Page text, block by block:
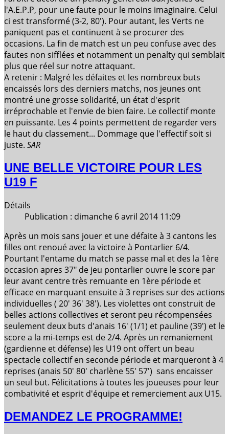
l'A.E.P.P, pour une faute pour le moins imaginaire. Celui
ci est transformé (3-2, 80'). Pour autant, les Verts ne
paniquent pas et continuent à se procurer des
occasions. La fin de match est un peu confuse avec des
fautes non sifflées et notamment un penalty qui semblait
plus que réel sur notre attaquant.
A retenir : Malgré les défaites et les nombreux buts
encaissés lors des derniers matchs, nos jeunes ont
montré une grosse solidarité, un état d'esprit
irréprochable et l'envie de bien faire. Le collectif monte
en puissante. Les 4 points permettent de regarder vers
le haut du classement... Dommage que l'effectif soit si
juste. SAR
UNE BELLE VICTOIRE POUR LES
U19 F
Détails
Publication : dimanche 6 avril 2014 11:09
Après un mois sans jouer et une défaite à 3 cantons les
filles ont renoué avec la victoire à Pontarlier 6/4.
Pourtant l'entame du match se passe mal et des la 1ère
occasion apres 37" de jeu pontarlier ouvre le score par
leur avant centre très remuante en 1ère période et
efficace en marquant ensuite à 3 reprises sur des actions
individuelles ( 20' 36' 38'). Les violettes ont construit de
belles actions collectives et seront peu récompensées
seulement deux buts d'anais 16' (1/1) et pauline (39') et le
score a la mi-temps est de 2/4. Après un remaniement
(gardienne et défense) les U19 ont offert un beau
spectacle collectif en seconde période et marqueront à 4
reprises (anais 50' 80' charlène 55' 57') sans encaisser
un seul but. Félicitations à toutes les joueuses pour leur
combativité et esprit d'équipe et remerciement aux U15.
DEMANDEZ LE PROGRAMME!